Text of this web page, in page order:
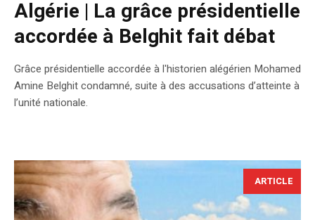
Algérie | La grâce présidentielle
accordée à Belghit fait débat
Grâce présidentielle accordée à l'historien alégérien Mohamed
Amine Belghit condamné, suite à des accusations d’atteinte à
l’unité nationale.
ARTICLE